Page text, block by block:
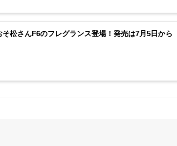
そ松さんF6のフレグランス登場！発売は7月5日から